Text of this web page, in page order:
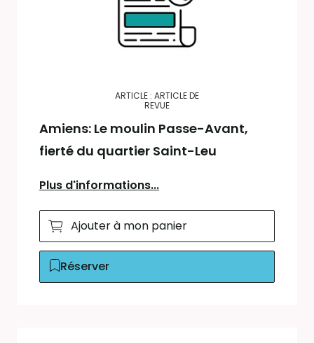
ARTICLE : ARTICLE DE
REVUE
Amiens: Le moulin Passe-Avant,
fierté du quartier Saint-Leu
Plus d'informations...
Ajouter à mon panier
Réserver